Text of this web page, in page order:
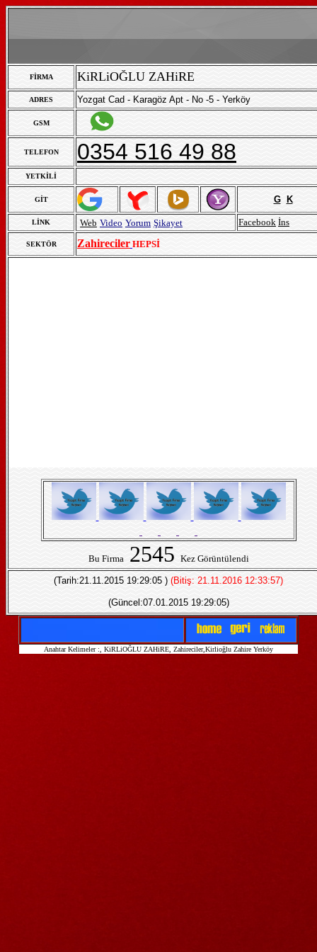
FİRMA KiRLiOĞLU ZAHiRE
ADRES Yozgat Cad - Karagöz Apt - No -5 - Yerköy
GSM
TELEFON 0354 516 49 88
YETKİLİ
GİT G K
LİNK Web Video Yorum Şikayet Facebook İns
SEKTÖR Zahireciler HEPSİ
Bu Firma 2545 Kez Görüntülendi
(Tarih:21.11.2015 19:29:05 ) (Bitiş: 21.11.2016 12:33:57)
(Güncel:07.01.2015 19:29:05)
Anahtar Kelimeler : , KiRLiOĞLU ZAHiRE, Zahireciler,Kirlioğlu Zahire Yerköy